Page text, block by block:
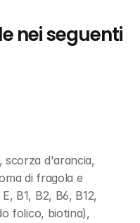
nei seguenti
scorza d'arancia,
di fragola e
B1, B2, B6, B12,
folico, biotina),